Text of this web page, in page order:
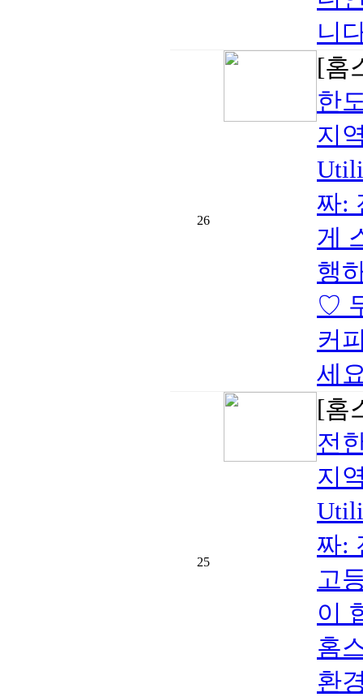
니
26
[홈
한
지
짜:
게
행
♡
커
세
25
[홈
전
지
짜:
고
이
홈
환